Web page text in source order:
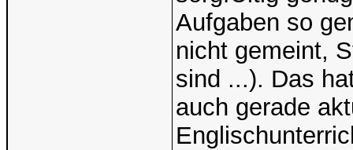
Aufgaben so
nicht gemeint,
sind ...). Das
auch gerade